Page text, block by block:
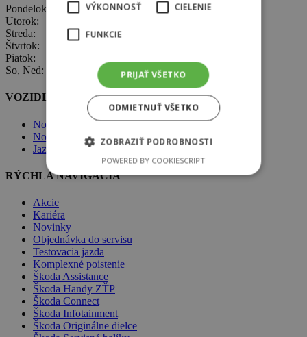
Pondelok: 8:00 – 17:00
Utorok: 8:00 – 17:00
Streda: 8:00 – 17:00
Štvrtok: 8:00 – 17:00
Piatok: 8:00 – 17:00
So, Ned: nepracujeme
VOZIDLÁ ŠKODA
Nové vozidlá Škoda
Nové vozidlá skladom
Jazdené vozidlá skladom
RÝCHLA NAVIGÁCIA
Akcie
Kariéra
Novinky
Objednávka do servisu
Testovacia jazda
Komplexné poistenie
Škoda Assistance
Škoda Handy ZŤP
Škoda Connect
Škoda Infotainment
Škoda Originálne dielce
VÝKONNOSŤ CIELENIE
FUNKCIE
PRIJAŤ VŠETKO
ODMIETNUŤ VŠETKO
ZOBRAZIŤ PODROBNOSTI
POWERED BY COOKIESCRIPT